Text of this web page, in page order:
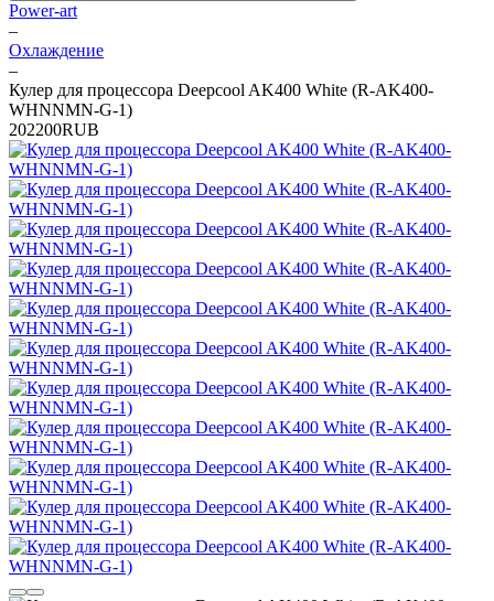
Power-art
–
Охлаждение
–
Кулер для процессора Deepcool AK400 White (R-AK400-
WHNNMN-G-1)
202200RUB